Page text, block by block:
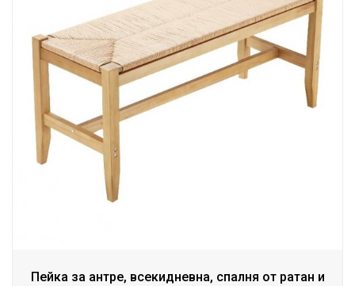
Пейка за антре, всекидневна, спалня от ратан и